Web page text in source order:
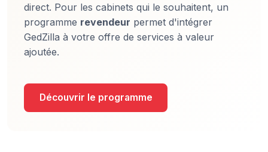
direct. Pour les cabinets qui le souhaitent, un
programme revendeur permet d'intégrer
GedZilla à votre offre de services à valeur
ajoutée.
Découvrir le programme